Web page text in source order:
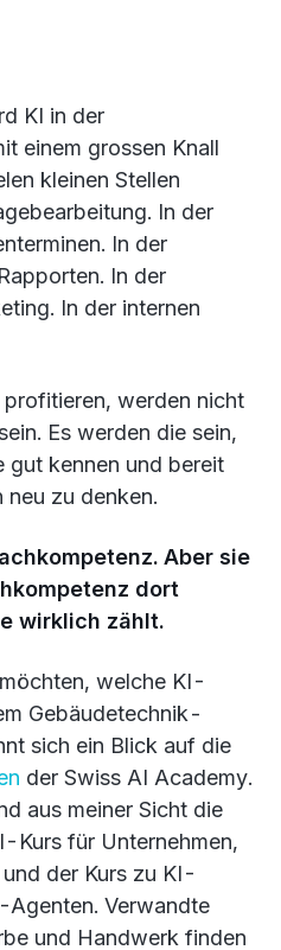
KI in der
einem grossen Knall
kleinen Stellen
In der
In der
In der
In der internen
werden nicht
Es werden die sein,
gut kennen und bereit
zu denken.
Aber sie
dort
wirklich zählt.
welche KI-
Gebäudetechnik-
sich ein Blick auf die
der Swiss AI Academy.
aus meiner Sicht die
Kurs für Unternehmen,
der Kurs zu KI-
Verwandte
und Handwerk finden